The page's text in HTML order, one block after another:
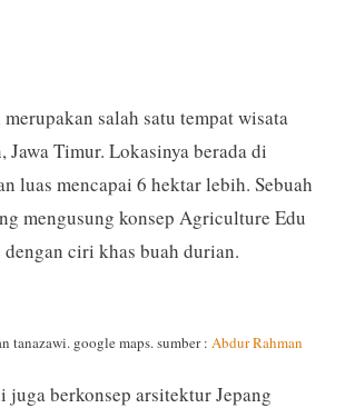
salah satu tempat wisata
Jawa Timur. Lokasinya berada di
luas mencapai 6 hektar lebih. Sebuah
mengusung konsep Agriculture Edu
ciri khas buah durian.
tanazawi. google maps. sumber : Abdur Rahman
juga berkonsep arsitektur Jepang